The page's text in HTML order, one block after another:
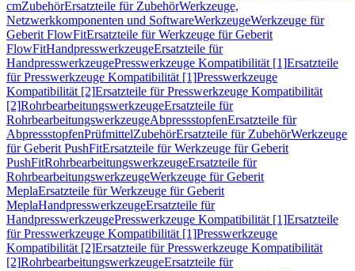
cmZubehörErsatzteile für ZubehörWerkzeuge,
Netzwerkkomponenten und SoftwareWerkzeugeWerkzeuge für
Geberit FlowFitErsatzteile für Werkzeuge für Geberit
FlowFitHandpresswerkzeugeErsatzteile für
HandpresswerkzeugePresswerkzeuge Kompatibilität [1]Ersatzteile
für Presswerkzeuge Kompatibilität [1]Presswerkzeuge
Kompatibilität [2]Ersatzteile für Presswerkzeuge Kompatibilität
[2]RohrbearbeitungswerkzeugeErsatzteile für
RohrbearbeitungswerkzeugeAbpressstopfenErsatzteile für
AbpressstopfenPrüfmittelZubehörErsatzteile für ZubehörWerkzeuge
für Geberit PushFitErsatzteile für Werkzeuge für Geberit
PushFitRohrbearbeitungswerkzeugeErsatzteile für
RohrbearbeitungswerkzeugeWerkzeuge für Geberit
MeplaErsatzteile für Werkzeuge für Geberit
MeplaHandpresswerkzeugeErsatzteile für
HandpresswerkzeugePresswerkzeuge Kompatibilität [1]Ersatzteile
für Presswerkzeuge Kompatibilität [1]Presswerkzeuge
Kompatibilität [2]Ersatzteile für Presswerkzeuge Kompatibilität
[2]RohrbearbeitungswerkzeugeErsatzteile für